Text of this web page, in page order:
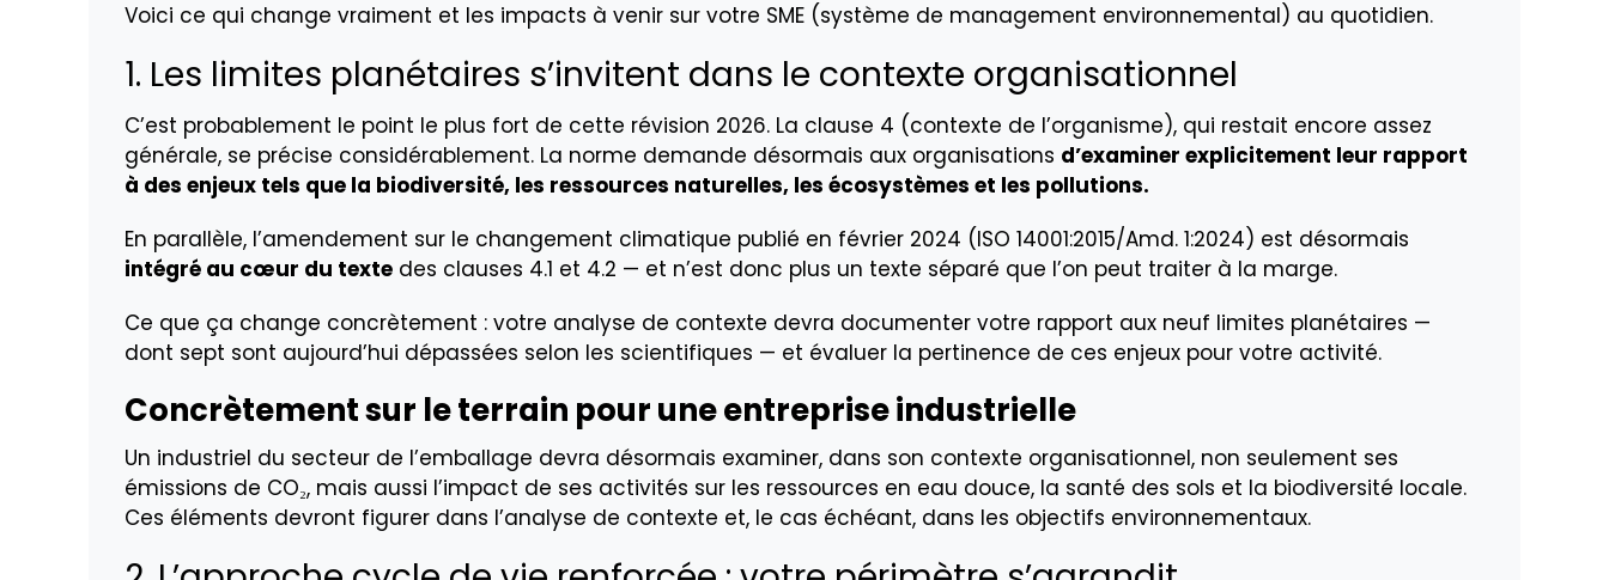
Voici ce qui change vraiment et les impacts à venir sur votre SME (système de management environnemental) au quotidien.
1. Les limites planétaires s’invitent dans le contexte organisationnel
C’est probablement le point le plus fort de cette révision 2026. La clause 4 (contexte de l’organisme), qui restait encore assez
générale, se précise considérablement. La norme demande désormais aux organisations d’examiner explicitement leur rapport
à des enjeux tels que la biodiversité, les ressources naturelles, les écosystèmes et les pollutions.
En parallèle, l’amendement sur le changement climatique publié en février 2024 (ISO 14001:2015/Amd. 1:2024) est désormais
intégré au cœur du texte des clauses 4.1 et 4.2 — et n’est donc plus un texte séparé que l’on peut traiter à la marge.
Ce que ça change concrètement : votre analyse de contexte devra documenter votre rapport aux neuf limites planétaires —
dont sept sont aujourd’hui dépassées selon les scientifiques — et évaluer la pertinence de ces enjeux pour votre activité.
Concrètement sur le terrain pour une entreprise industrielle
Un industriel du secteur de l’emballage devra désormais examiner, dans son contexte organisationnel, non seulement ses
émissions de CO₂, mais aussi l’impact de ses activités sur les ressources en eau douce, la santé des sols et la biodiversité locale.
Ces éléments devront figurer dans l’analyse de contexte et, le cas échéant, dans les objectifs environnementaux.